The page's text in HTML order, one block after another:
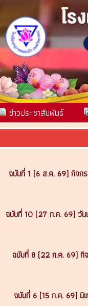
ข่าวประชาสัมพันธ์
ฉบับที่ 1 (6 ส.ค. 69) กิจ
ฉบับที่ 10 (27 ก.ค. 69) วัน
ฉบับที่ 8 (22 ก.ค. 69) กิ
ฉบับที่ 6 (15 ก.ค. 69) นิ